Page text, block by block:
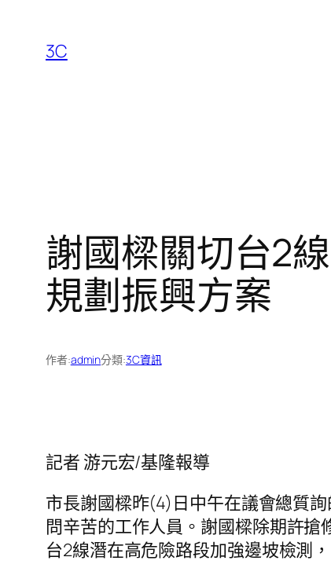
3C
謝國樑關切台2
規劃振興方案
作者:admin分類:3C資訊
記者 游元宏/基隆報導
市長謝國樑昨(4)日中午在議會總質
問辛苦的工作人員。謝國樑除期許
台2線潛在高危險路段加強邊坡檢測